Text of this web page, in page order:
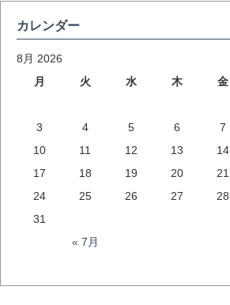
稿
ナ
ビ
ゲ
ー
カレンダー
8月 2026
月
火 水 木 金
3
4 5 6 7
10
11 12 13 14
17
18 19 20 21
24
25 26 27 28
31
« 7月